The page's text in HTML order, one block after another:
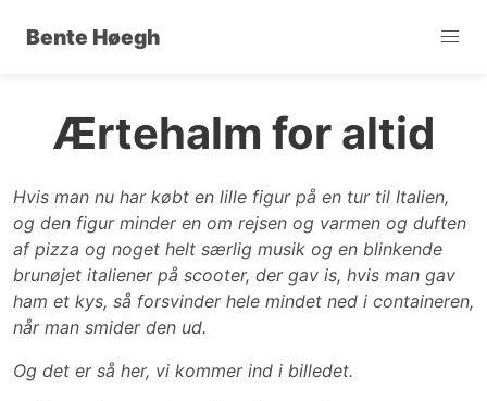
Bente Høegh
Ærtehalm for altid
Hvis man nu har købt en lille figur på en tur til Italien,
og den figur minder en om rejsen og varmen og duften
af pizza og noget helt særlig musik og en blinkende
brunøjet italiener på scooter, der gav is, hvis man gav
ham et kys, så forsvinder hele mindet ned i containeren,
når man smider den ud.
Og det er så her, vi kommer ind i billedet.